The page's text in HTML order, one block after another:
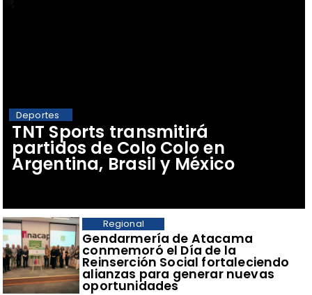
​Gendarmería de Atacama
conmemoró el Día de la
Reinserción Social fortaleciendo
alianzas para generar nuevas
oportunidades
Regional
TNT Sports transmitirá
partidos de Colo Colo en
Argentina, Brasil y México
Deportes